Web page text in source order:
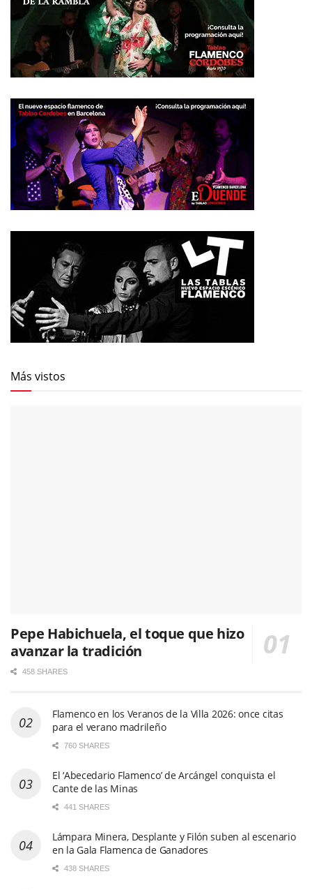
Más vistos
Pepe Habichuela, el toque que hizo
avanzar la tradición
458 SHARES
Flamenco en los Veranos de la Villa 2026: once citas
para el verano madrileño
760 SHARES
El ‘Abecedario Flamenco’ de Arcángel conquista el
Cante de las Minas
441 SHARES
Lámpara Minera, Desplante y Filón suben al escenario
en la Gala Flamenca de Ganadores
438 SHARES